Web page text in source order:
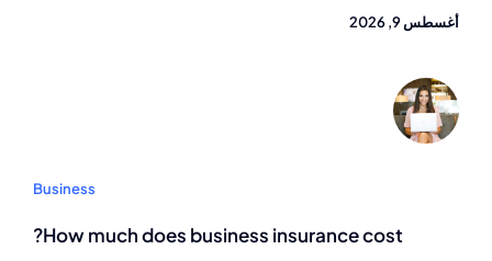
أغسطس 9, 2026
Business
How much does business insurance cost?